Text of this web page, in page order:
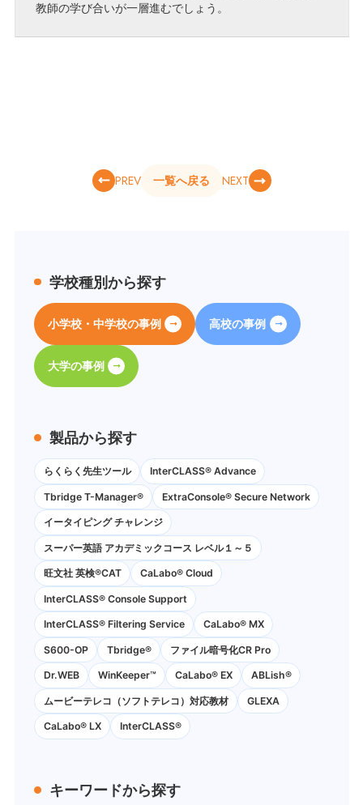
教師の学び合いが一層進むでしょう。
PREV 一覧へ戻る NEXT
学校種別から探す
小学校・中学校の事例 高校の事例
大学の事例
製品から探す
らくらく先生ツール InterCLASS® Advance
Tbridge T-Manager® ExtraConsole® Secure Network
イータイピング チャレンジ
スーパー英語 アカデミックコース レベル１～５
旺文社 英検®CAT CaLabo®︎ Cloud
InterCLASS®︎ Console Support
InterCLASS®︎ Filtering Service CaLabo® MX
S600-OP Tbridge® ファイル暗号化CR Pro
Dr.WEB WinKeeper™ CaLabo® EX ABLish®
ムービーテレコ（ソフトテレコ）対応教材 GLEXA
CaLabo® LX InterCLASS®
キーワードから探す